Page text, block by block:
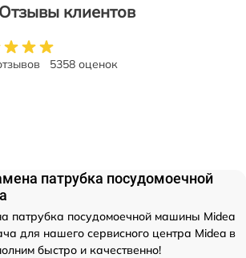
Отзывы клиентов
5358 оценок
патрубка посудомоечной
патрубка посудомоечной машины Midea
для нашего сервисного центра Midea в
быстро и качественно!